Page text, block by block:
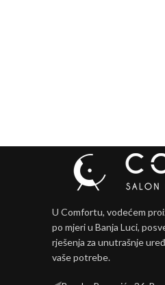
U Comfortu, vodećem
po mjeri u Banja Luci,
rješenja za unutrašnje
vaše potrebe.